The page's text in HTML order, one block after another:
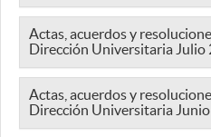
Actas, acuerdos y
Dirección Universitaria Julio
Actas, acuerdos y
Dirección Universitaria